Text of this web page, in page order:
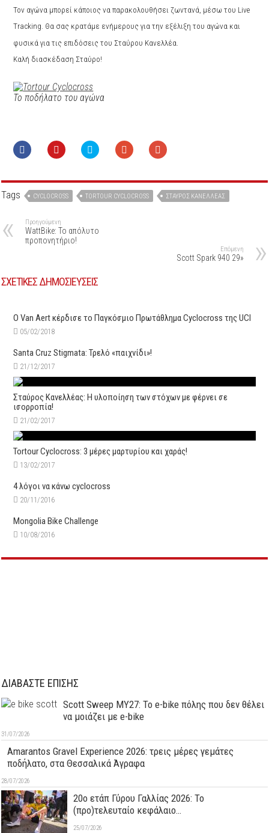
Τον αγώνα μπορεί κάποιος να παρακολουθήσει ζωντανά, μέσω του Live
Tracking. Θα σας κρατάμε ενήμερους για την εξέλιξη του αγώνα και
φυσικά για τις επιδόσεις του Σταύρου Κανελλέα.
Kαλή διασκέδαση Σταύρο!
Το ποδήλατο του αγώνα
Tags CYCLOCROSS TORTOUR CYCLOCROSS ΣΤΑΎΡΟΣ ΚΑΝΕΛΛΈΑΣ
Προηγούμενη
WattBike: Το απόλυτο
προπονητήριο!
Επόμενη
Scott Spark 940 29»
ΣΧΕΤΙΚΕΣ ΔΗΜΟΣΙΕΥΣΕΙΣ
Ο Van Aert κέρδισε το Παγκόσμιο Πρωτάθλημα Cyclocross της UCI
05/02/2018
Santa Cruz Stigmata: Τρελό «παιχνίδι»!
21/12/2017
Σταύρος Κανελλέας: Η υλοποίηση των στόχων με φέρνει σε
ισορροπία!
21/02/2017
Tortour Cyclocross: 3 μέρες μαρτυρίου και χαράς!
13/02/2017
4 λόγοι να κάνω cyclocross
20/11/2016
Mongolia Bike Challenge
10/08/2016
ΔΙΑΒΑΣΤΕ ΕΠΙΣΗΣ
Scott Sweep MY27: Το e-bike πόλης που δεν θέλει
να μοιάζει με e-bike
31/07/2026
Amarantos Gravel Experience 2026: τρεις μέρες γεμάτες
ποδήλατο, στα Θεσσαλικά Άγραφα
28/07/2026
20ο ετάπ Γύρου Γαλλίας 2026: Το
(προ)τελευταίο κεφάλαιο…
25/07/2026